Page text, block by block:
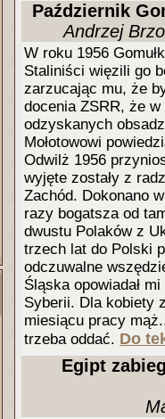
Październik
Andrzej
W roku 1956
Staliniści więzili go
zarzucając mu, że
docenia ZSRR, że
odzyskanych
Mołotowowi
Odwilż 1956
wyjęte zostały z
Zachód. Dokonano
razy bogatsza od
dwustu Polaków z
trzech lat do Polski
odczuwalne
Śląska opowiadał
Syberii. Dla kobiety
miesiącu pracy
trzeba oddać. Do
Egipt